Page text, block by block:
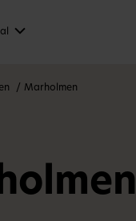
Marholmen